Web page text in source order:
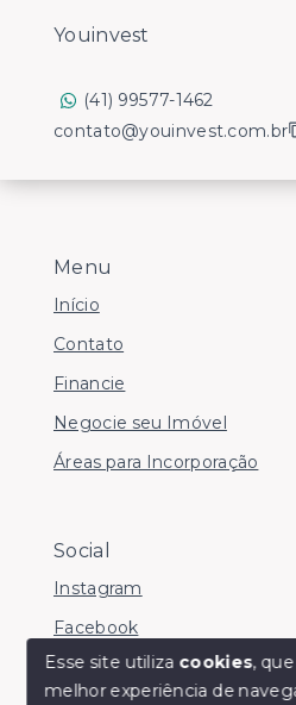
Menu
Início
Contato
Financie
Negocie seu Imóvel
Áreas para Incorporação
Social
Instagram
Facebook
Youinvest
(41) 99577-1462
contato@youinvest.com.br
Esse site utiliza cookies,
melhor experiência de